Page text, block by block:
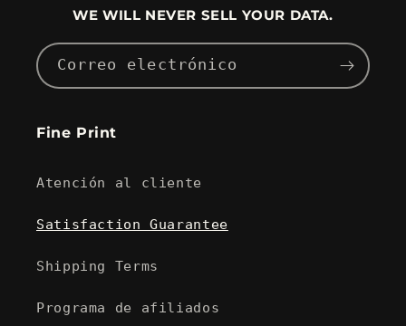
WE WILL NEVER SELL YOUR DATA.
Correo electrónico
Fine Print
Atención al cliente
Satisfaction Guarantee
Shipping Terms
Programa de afiliados